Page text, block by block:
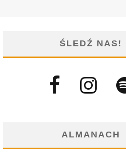
ŚLEDŹ NAS!
ALMANACH